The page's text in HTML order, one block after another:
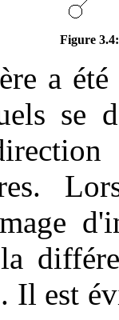
Figure 3.4:
a
se
. Il est